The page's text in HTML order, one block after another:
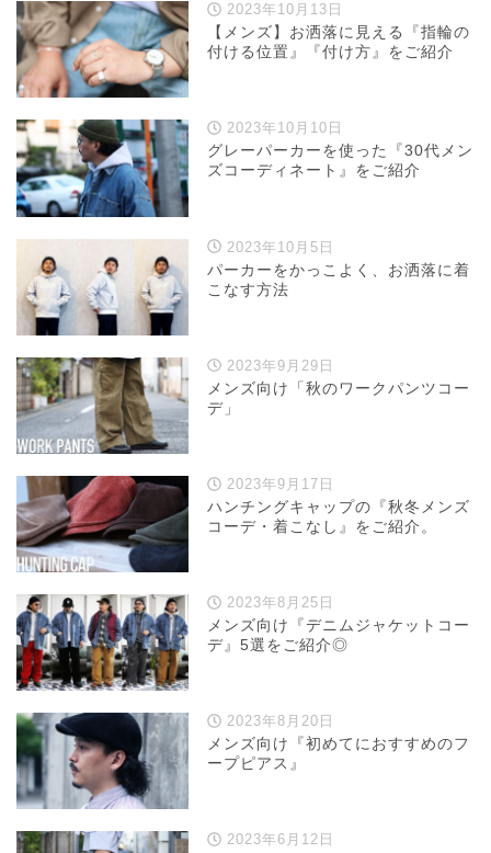
2023年10月13日
【メンズ】お洒落に見える『指輪の
付ける位置』『付け方』をご紹介
2023年10月10日
グレーパーカーを使った『30代メン
ズコーディネート』をご紹介
2023年10月5日
パーカーをかっこよく、お洒落に着
こなす方法
2023年9月29日
メンズ向け「秋のワークパンツコー
デ」
2023年9月17日
ハンチングキャップの『秋冬メンズ
コーデ・着こなし』をご紹介。
2023年8月25日
メンズ向け『デニムジャケットコー
デ』5選をご紹介◎
2023年8月20日
メンズ向け『初めてにおすすめのフ
ープピアス』
2023年6月12日